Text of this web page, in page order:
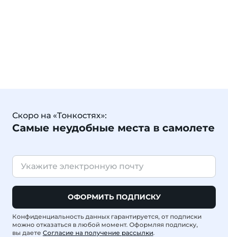
Скоро на «Тонкостях»:
Самые неудобные места в самолете
ОФОРМИТЬ ПОДПИСКУ
Конфиденциальность данных гарантируется, от подписки
можно отказаться в любой момент. Оформляя подписку,
вы даете Согласие на получение рассылки.